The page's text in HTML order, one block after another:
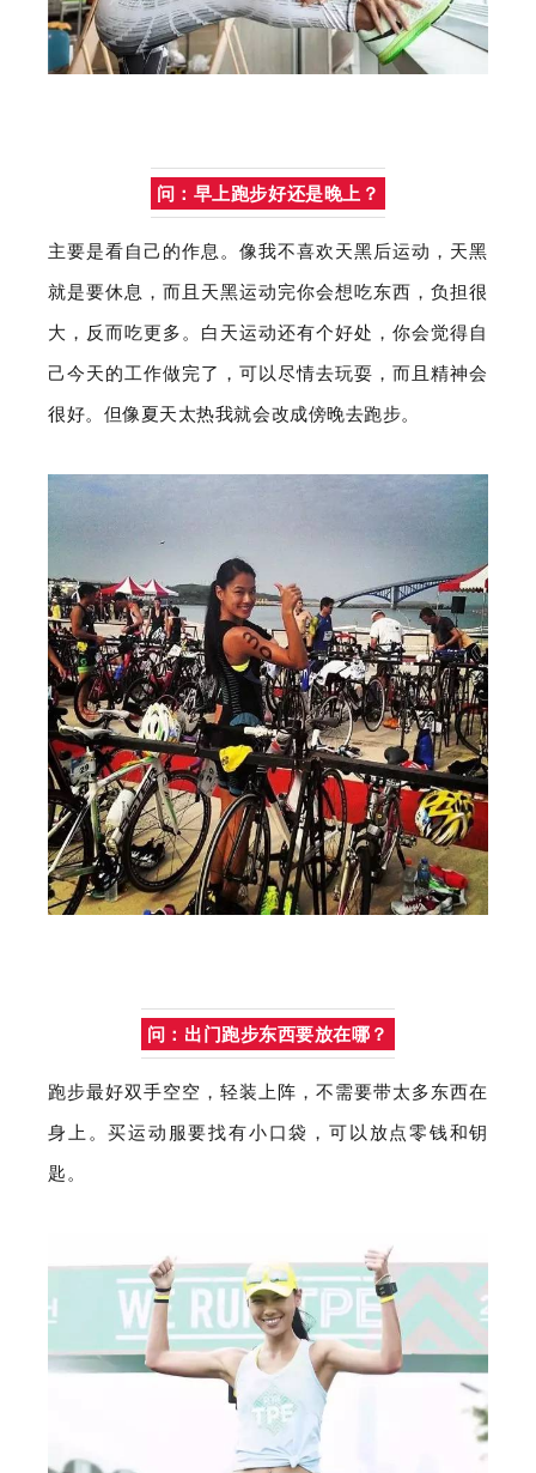
问：早上跑步好还是晚上？
主要是看自己的作息。像我不喜欢天黑后运动，天黑
就是要休息，而且天黑运动完你会想吃东西，负担很
大，反而吃更多。白天运动还有个好处，你会觉得自
己今天的工作做完了，可以尽情去玩耍，而且精神会
很好。但像夏天太热我就会改成傍晚去跑步。
问：出门跑步东西要放在哪？
跑步最好双手空空，轻装上阵，不需要带太多东西在
身上。买运动服要找有小口袋，可以放点零钱和钥
匙。